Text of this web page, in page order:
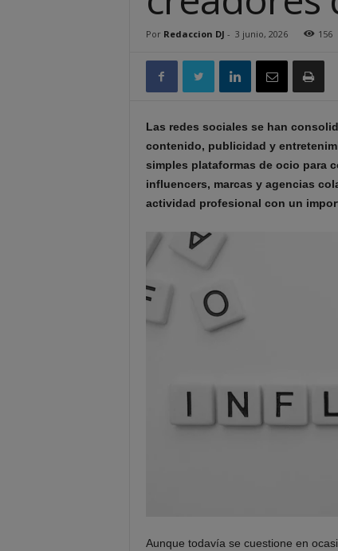
Por Redaccion DJ - 3 junio, 2026 156
Las redes sociales se han
contenido, publicidad y
simples plataformas de ocio para
influencers, marcas y agencias
actividad profesional con un
Aunque todavía se cuestione en